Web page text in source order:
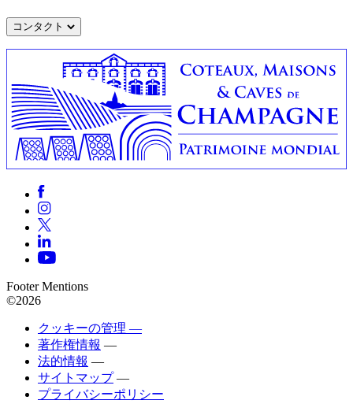
コンタクト
Footer Mentions
©2026
クッキーの管理 —
著作権情報 —
法的情報 —
サイトマップ —
プライバシーポリシー